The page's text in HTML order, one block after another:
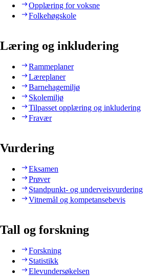
Opplæring for voksne
Folkehøgskole
Læring og inkludering
Rammeplaner
Læreplaner
Barnehagemiljø
Skolemiljø
Tilpasset opplæring og inkludering
Fravær
Vurdering
Eksamen
Prøver
Standpunkt- og underveisvurdering
Vitnemål og kompetansebevis
Tall og forskning
Forskning
Statistikk
Elevundersøkelsen